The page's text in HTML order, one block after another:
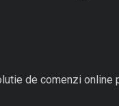
de comenzi online